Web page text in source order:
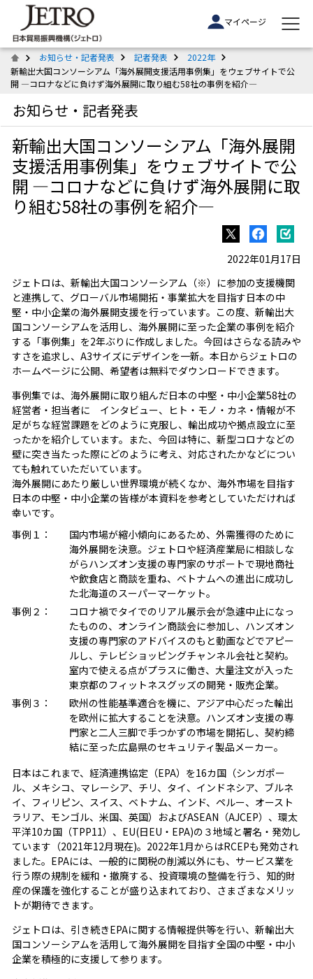
マイページ
お知らせ・記者発表 記者発表
2022年
新輸出大国コンソーシアム「海外展開支援活用事例集」をウェブサイトで公
開 ―コロナなどに負けず海外展開に取り組む58社の事例を紹介―
お知らせ・記者発表
新輸出大国コンソーシアム「海外展開
支援活用事例集」をウェブサイトで公
開 ―コロナなどに負けず海外展開に取
り組む58社の事例を紹介―
2022年01月17日
ジェトロは、新輸出大国コンソーシアム（※）に参加の支援機関
と連携して、グローバル市場開拓・事業拡大を目指す日本の中
堅・中小企業の海外展開支援を行っています。この度、新輸出大
国コンソーシアムを活用し、海外展開に至った企業の事例を紹介
する「事例集」を2年ぶりに作成しました。今回はさらなる読みや
すさを追求し、A3サイズにデザインを一新。本日からジェトロの
ホームページに公開、希望者は無料でダウンロードできます。
事例集では、海外展開に取り組んだ日本の中堅・中小企業58社の
経営者・担当者に インタビュー、ヒト・モノ・カネ・情報が不
足がちな経営課題をどのように克服し、輸出成功や拠点設立に至
ったかを紹介しています。また、今回は特に、新型コロナなどの
壁に突き当たった際にどのように考え、対応されたかなどについ
ても触れていただいています。
海外展開にあたり厳しい世界環境が続くなか、海外市場を目指す
日本の中堅・中小企業の皆様が本資料を参考としていただければ
幸いです。
事例１：
国内市場が縮小傾向にあるため、外需獲得のために
海外展開を決意。ジェトロや経済産業局に相談しな
がらハンズオン支援の専門家のサポートで現地商社
や飲食店と商談を重ね、ベトナムへの進出に成功し
た北海道のスーパーマーケット。
事例２：
コロナ禍でタイでのリアル展示会が急遽中止になっ
たものの、オンライン商談会に参加し、ハンズオン
支援の専門家のアドバイスのもと動画などでアピー
ルし、テレビショッピングチャンネル会社と契約。
室内で使える点がプラスに働き、大量注文が入った
東京都のフィットネスグッズの開発・販売企業。
事例３：
欧州の性能基準適合を機に、アジア中心だった輸出
を欧州に拡大することを決意。ハンズオン支援の専
門家と二人三脚で手つかずの市場を開拓し、契約締
結に至った広島県のセキュリティ製品メーカー。
日本はこれまで、経済連携協定（EPA）を16カ国（シンガポー
ル、メキシコ、マレーシア、チリ、タイ、インドネシア、ブルネ
イ、フィリピン、スイス、ベトナム、インド、ペルー、オースト
ラリア、モンゴル、米国、英国）およびASEAN（AJCEP）、環太
平洋10カ国（TPP11）、EU(日EU・EPA)の３地域と署名・発効し
ています（2021年12月現在)。2022年1月からはRCEPも発効され
ました。EPAには、一般的に関税の削減以外にも、サービス業を
行う際の規制を緩和・撤廃する、投資環境の整備を行う、知的財
産の保護を強化することが盛り込まれており、さまざまなメリッ
トが期待できます。
ジェトロは、引き続きEPAに関する情報提供等を行い、新輸出大
国コンソーシアムを活用して海外展開を目指す全国の中堅・中小
企業を積極的に支援して参ります。